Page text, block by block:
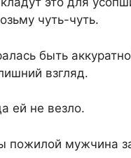
чуть-чуть.
быть
взгляд.
ей не везло.
пожилой мужчина